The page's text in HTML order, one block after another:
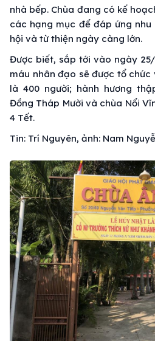
nhà bếp. Chùa đang có kế
các hạng mục để đáp ứng
hội và từ thiện ngày càng lớn.
Được biết, sắp tới vào ngày
máu nhân đạo sẽ được tổ
là 400 người; hành hương
Đồng Tháp Mười và chùa Nổi
4 Tết.
Tin: Trí Nguyên, ảnh: Nam